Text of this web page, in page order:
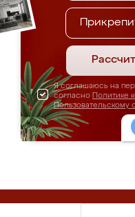
Я соглашаюсь на
согласно Политике
Пользовательскому